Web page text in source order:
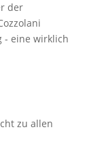
der
- eine wirklich
zu allen